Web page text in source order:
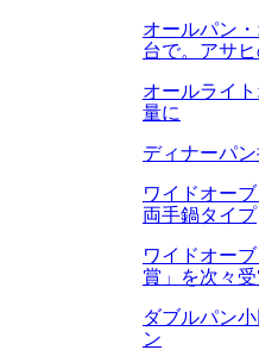
オールパン
台で。アサ
オールライト
量に
ディナーパン
ワイドオー
両手鍋タイプ
ワイドオー
賞」を次々
ダブルパン
ン